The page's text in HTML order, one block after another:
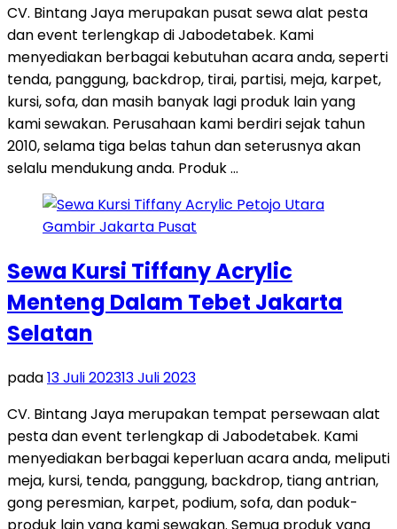
CV. Bintang Jaya merupakan pusat sewa alat pesta
dan event terlengkap di Jabodetabek. Kami
menyediakan berbagai kebutuhan acara anda, seperti
tenda, panggung, backdrop, tirai, partisi, meja, karpet,
kursi, sofa, dan masih banyak lagi produk lain yang
kami sewakan. Perusahaan kami berdiri sejak tahun
2010, selama tiga belas tahun dan seterusnya akan
selalu mendukung anda. Produk …
Sewa Kursi Tiffany Acrylic
Menteng Dalam Tebet Jakarta
Selatan
pada13 Juli 202313 Juli 2023
CV. Bintang Jaya merupakan tempat persewaan alat
pesta dan event terlengkap di Jabodetabek. Kami
menyediakan berbagai keperluan acara anda, meliputi
meja, kursi, tenda, panggung, backdrop, tiang antrian,
gong peresmian, karpet, podium, sofa, dan poduk-
produk lain yang kami sewakan. Semua produk yang